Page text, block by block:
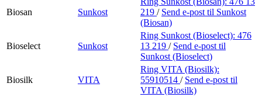
Biosan Sunkost
219 / Send e-post til Sunkost
(Biosan)
Bioselect Sunkost
Ring Sunkost (Bioselect): 476
13 219 / Send e-post til
Sunkost (Bioselect)
Biosilk VITA
Ring VITA (Biosilk):
55910514 / Send e-post til
VITA (Biosilk)